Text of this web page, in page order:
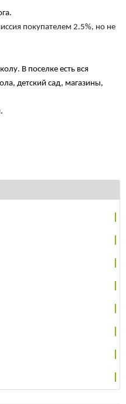
покупателем 2.5%, но не
В поселке есть вся
детский сад, магазины,